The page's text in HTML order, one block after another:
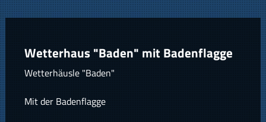
Wetterhaus "Baden" mit Badenflagge
Wetterhäusle "Baden"
Mit der Badenflagge